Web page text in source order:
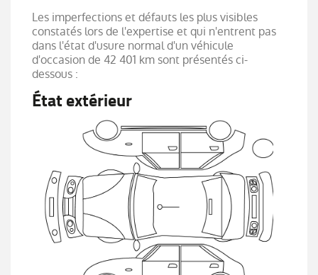
Tableau de bord avec écran couleur 4,2'' et
compteurs analogiques
Vitres et lunette AR surteintées
Volant gainé en textile enduit grainé Soft
Les imperfections et défauts les plus visibles
constatés lors de l'expertise et qui n'entrent pas
dans l'état d'usure normal d'un véhicule
d'occasion de 42 401 km sont présentés ci-
dessous :
État extérieur